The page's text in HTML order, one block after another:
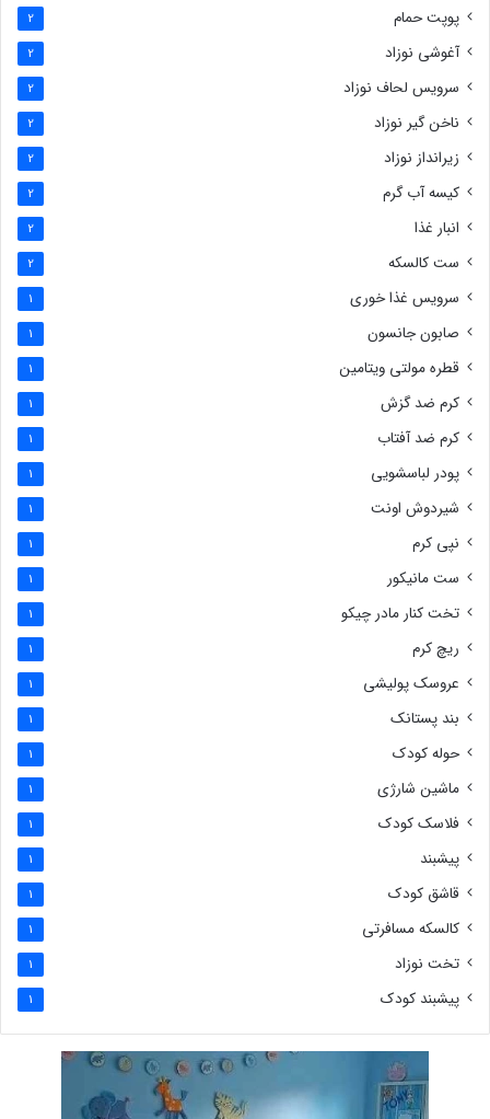
پوپت حمام 2
آغوشی نوزاد 2
سرویس لحاف نوزاد 2
ناخن گیر نوزاد 2
زیرانداز نوزاد 2
کیسه آب گرم 2
انبار غذا 2
ست کالسکه 2
سرویس غذا خوری 1
صابون جانسون 1
قطره مولتی ویتامین 1
کرم ضد گزش 1
کرم ضد آفتاب 1
پودر لباسشویی 1
شیردوش اونت 1
نپی کرم 1
ست مانیکور 1
تخت کنار مادر چیکو 1
ریچ کرم 1
عروسک پولیشی 1
بند پستانک 1
حوله کودک 1
ماشین شارژی 1
فلاسک کودک 1
پیشبند 1
قاشق کودک 1
کالسکه مسافرتی 1
تخت نوزاد 1
پیشبند کودک 1